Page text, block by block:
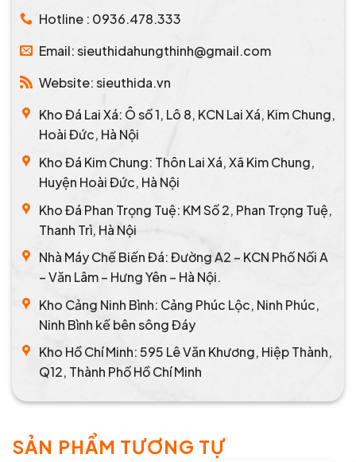
Hotline : 0936.478.333
Email: sieuthidahungthinh@gmail.com
Website: sieuthida.vn
Kho Đá Lai Xá: Ô số 1, Lô 8, KCN Lai Xá, Kim Chung,
Hoài Đức, Hà Nội
Kho Đá Kim Chung: Thôn Lai Xá, Xã Kim Chung,
Huyện Hoài Đức, Hà Nội
Kho Đá Phan Trọng Tuệ: KM Số 2, Phan Trọng Tuệ,
Thanh Trì, Hà Nội
Nhà Máy Chế Biến Đá: Đường A2 – KCN Phố Nối A
– Văn Lâm – Hưng Yên – Hà Nội.
Kho Cảng Ninh Bình: Cảng Phúc Lộc, Ninh Phúc,
Ninh Bình kế bên sông Đáy
Kho Hồ Chí Minh: 595 Lê Văn Khương, Hiệp Thành,
Q12, Thành Phố Hồ Chí Minh
SẢN PHẨM TƯƠNG TỰ